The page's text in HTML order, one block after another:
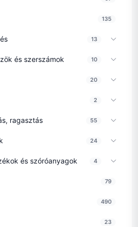
135
13
és szerszámok 10
20
2
ragasztás 55
24
és szóróanyagok 4
79
490
23